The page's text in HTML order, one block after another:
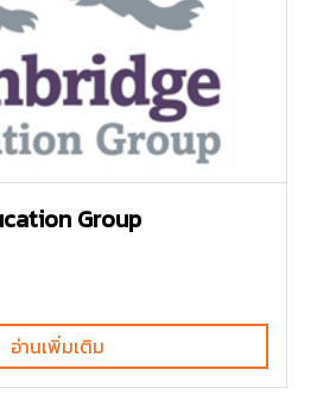
Group
อ่านเพิ่มเติม